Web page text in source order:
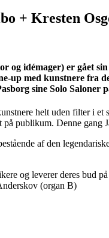
+ Kresten
idémager) er gået
med kunstnere fra
sine Solo Saloner
helt uden filter i
publikum. Denne
af den
og leverer deres bud
(organ B)